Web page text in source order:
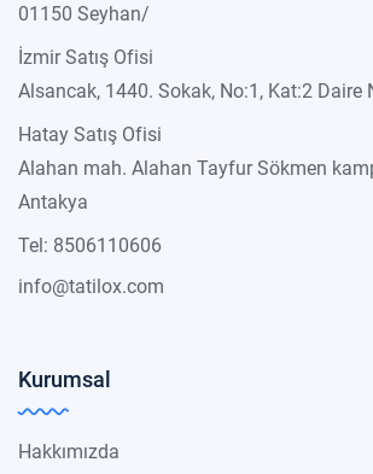
01150 Seyhan/
İzmir Satış Ofisi
Alsancak, 1440. Sokak, No:1, Kat:2 Daire
Hatay Satış Ofisi
Alahan mah. Alahan Tayfur Sökmen
Antakya
Tel: 8506110606
info@tatilox.com
Kurumsal
Hakkımızda